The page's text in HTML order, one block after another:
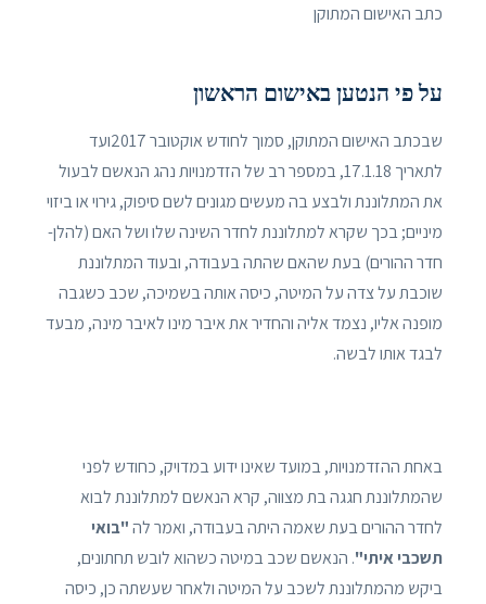
כתב האישום המתוקן
על פי הנטען באישום הראשון
שבכתב האישום המתוקן, סמוך לחודש אוקטובר 2017ועד
לתאריך 17.1.18, במספר רב של הזדמנויות נהג הנאשם לבעול
את המתלוננת ולבצע בה מעשים מגונים לשם סיפוק, גירוי או ביזוי
מיניים; בכך שקרא למתלוננת לחדר השינה שלו ושל האם (להלן-
חדר ההורים) בעת שהאם שהתה בעבודה, ובעוד המתלוננת
שוכבת על צדה על המיטה, כיסה אותה בשמיכה, שכב כשגבה
מופנה אליו, נצמד אליה והחדיר את איבר מינו לאיבר מינה, מבעד
לבגד אותו לבשה.
באחת ההזדמנויות, במועד שאינו ידוע במדויק, כחודש לפני
שהמתלוננת חגגה בת מצווה, קרא הנאשם למתלוננת לבוא
לחדר ההורים בעת שאמה היתה בעבודה, ואמר לה"בואי
תשכבי איתי". הנאשם שכב במיטה כשהוא לובש תחתונים,
ביקש מהמתלוננת לשכב על המיטה ולאחר שעשתה כן, כיסה